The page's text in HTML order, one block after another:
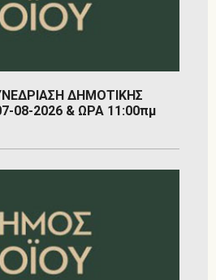
ΔΗΜΟΤΙΚΗΣ
08-2026 & ΩΡΑ 11:00πμ